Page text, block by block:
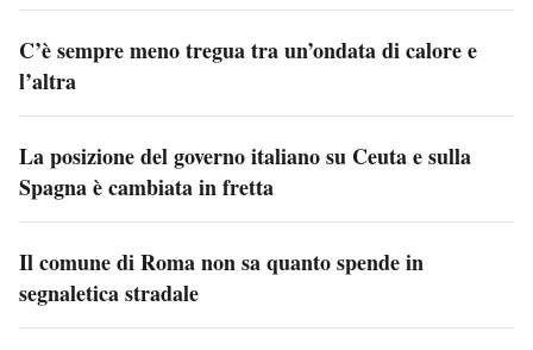
C’è sempre meno tregua tra un’ondata di calore e
l’altra
La posizione del governo italiano su Ceuta e sulla
Spagna è cambiata in fretta
Il comune di Roma non sa quanto spende in
segnaletica stradale